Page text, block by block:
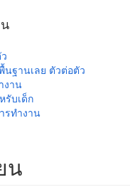
นฐานเลย ตัวต่อตัว
งาน
รับเด็ก
รทำงาน
น